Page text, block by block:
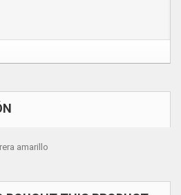
amarillo